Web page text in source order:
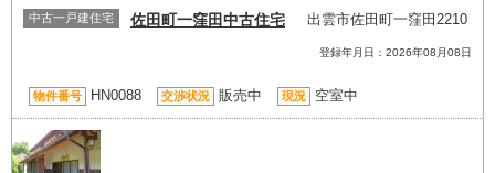
中古一戸建住宅 佐田町一窪田中古住宅 出雲市佐田町一窪田2210
登録年月日：2026年08月08日
物件番号 HN0088 交渉状況 販売中 現況 空室中